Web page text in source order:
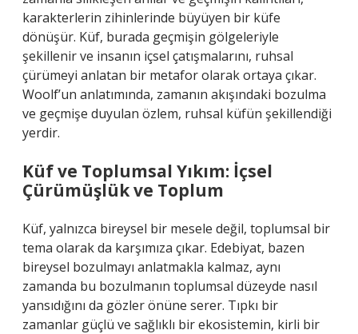
karakterlerin zihinlerinde büyüyen bir küfe
dönüşür. Küf, burada geçmişin gölgeleriyle
şekillenir ve insanın içsel çatışmalarını, ruhsal
çürümeyi anlatan bir metafor olarak ortaya çıkar.
Woolf’un anlatımında, zamanın akışındaki bozulma
ve geçmişe duyulan özlem, ruhsal küfün şekillendiği
yerdir.
Küf ve Toplumsal Yıkım: İçsel
Çürümüşlük ve Toplum
Küf, yalnızca bireysel bir mesele değil, toplumsal bir
tema olarak da karşımıza çıkar. Edebiyat, bazen
bireysel bozulmayı anlatmakla kalmaz, aynı
zamanda bu bozulmanın toplumsal düzeyde nasıl
yansıdığını da gözler önüne serer. Tıpkı bir
zamanlar güçlü ve sağlıklı bir ekosistemin, kirli bir